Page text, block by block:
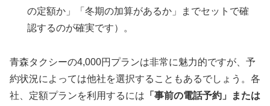
の定額か」「冬期の加算があるか」までセットで確
認するのが確実です）。
青森タクシーの4,000円プランは非常に魅力的ですが、予
約状況によっては他社を選択することもあるでしょう。各
社、定額プランを利用するには 「事前の電話予約」または